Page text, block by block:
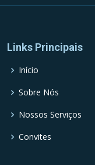
Links Principais
Início
Sobre Nós
Nossos Serviços
Convites